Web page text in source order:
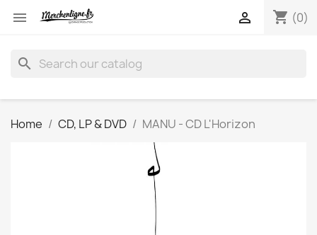
 shopping_cart (0)

search
Home CD, LP & DVD MANU - CD L'Horizon